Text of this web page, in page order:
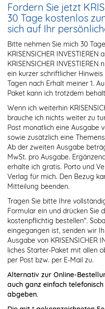
Fordern Sie jetzt
30 Tage kostenlos
sich auf Ihr
Bitte nehmen Sie mich 30
KRISENSICHER
KRISENSICHER
ein kurzer schriftlicher
Tagen nach Erhalt meiner 1.
Paket kann ich trotzdem
Wenn ich weiterhin
brauche ich nichts weiter zu
Post monatlich eine Ausgabe
sowie zusätzlich eine
Ab der zweiten Ausgabe
MwSt. pro Ausgabe.
erhalte ich gratis. Porto und
Verlag für mich. Den Bezug
Mitteilung beenden.
Tragen Sie bitte Ihre
Formular ein und drücken Sie
kostenpflichtig bestellen".
eingegangen ist, senden wir
Ausgabe von KRISENSICHER
liches Starter-Paket mit allen
per Post bzw. per E-Mail zu.
Alternativ zur Online-
auch ganz einfach
abgeben.